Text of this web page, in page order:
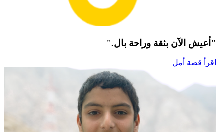
"أعيش الآن بثقة وراحة بال."
اقرأ قصة أمل